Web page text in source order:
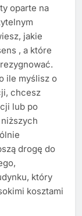
oparte na
jakie
, a które
ile myślisz o
chcesz
lub po
drogę do
który
kosztami